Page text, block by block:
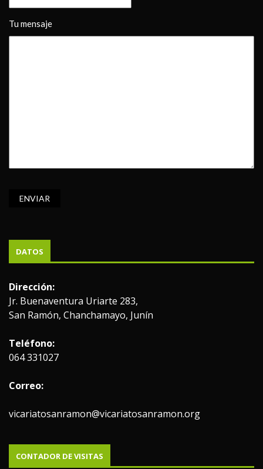
Tu mensaje
DATOS
Dirección:
Jr. Buenaventura Uriarte 283,
San Ramón, Chanchamayo, Junín
Teléfono:
064 331027
Correo:
vicariatosanramon@vicariatosanramon.org
CONTADOR DE VISITAS